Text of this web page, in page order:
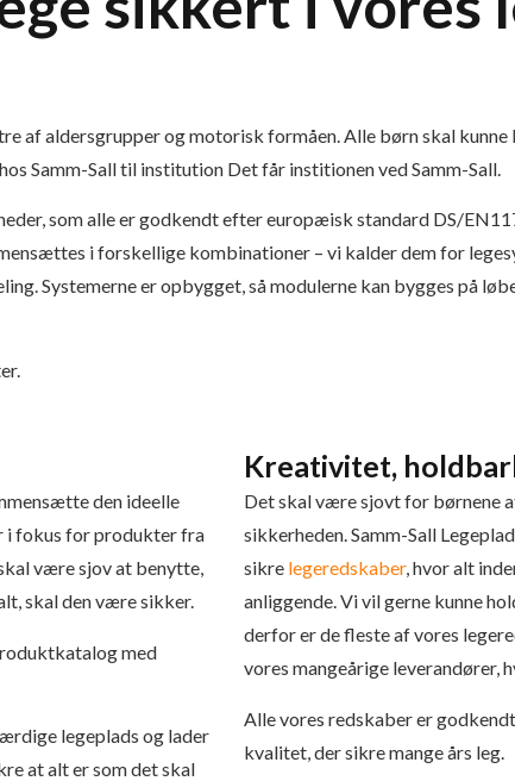
af aldersgrupper og motorisk formåen. Alle børn skal
Samm-Sall til institution Det får institionen ved Samm-Sall.
som alle er godkendt efter europæisk standard DS/
i forskellige kombinationer – vi kalder dem for
Systemerne er opbygget, så modulerne kan bygges på
Kreativitet,
den ideelle
i fokus for produkter fra
være sjov at benytte,
skal den være sikker.
med
legeplads og lader
at alt er som det skal
Det skal være sjovt for børnene
sikkerheden. Samm-Sall
sikre legeredskaber, hvor alt
anliggende. Vi vil gerne kunne
derfor er de fleste af vores
vores mangeårige leverandører,
Alle vores redskaber er
kvalitet, der sikre mange års leg.